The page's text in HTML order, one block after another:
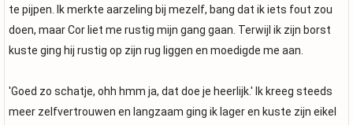
te pijpen. Ik merkte aarzeling bij mezelf, bang dat ik iets fout zou
doen, maar Cor liet me rustig mijn gang gaan. Terwijl ik zijn borst
kuste ging hij rustig op zijn rug liggen en moedigde me aan.
'Goed zo schatje, ohh hmm ja, dat doe je heerlijk.' Ik kreeg steeds
meer zelfvertrouwen en langzaam ging ik lager en kuste zijn eikel